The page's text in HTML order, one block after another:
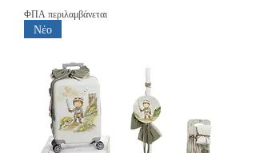
ΦΠΑ περιλαμβάνεται
Νέο